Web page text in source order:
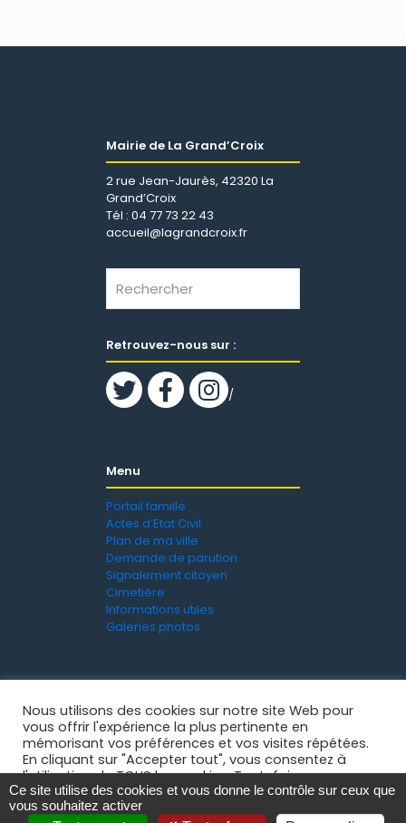
Mairie de La Grand’Croix
2 rue Jean-Jaurès, 42320 La
Grand’Croix
Tél : 04 77 73 22 43
accueil@lagrandcroix.fr
Retrouvez-nous sur :
/
Menu
Portail famille
Actes d’Etat Civil
Plan de ma ville
Demande de parution
Signalement citoyen
Cimetière
Informations utiles
Galeries photos
Mentions légales
Nous utilisons des cookies sur notre site Web pour
vous offrir l'expérience la plus pertinente en
mémorisant vos préférences et vos visites répétées.
En cliquant sur "Accepter tout", vous consentez à
l'utilisation de TOUS les cookies. Toutefois, vous
pouvez visiter "Paramètres des cookies" pour fournir
un consentement contrôlé.
Ce site utilise des cookies et vous donne le contrôle sur ceux que
vous souhaitez activer